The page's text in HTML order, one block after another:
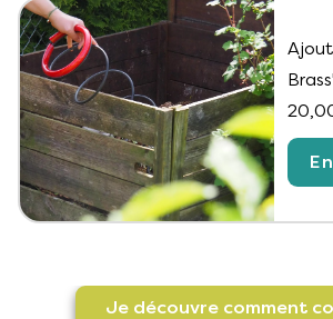
bois
Je découvre comment